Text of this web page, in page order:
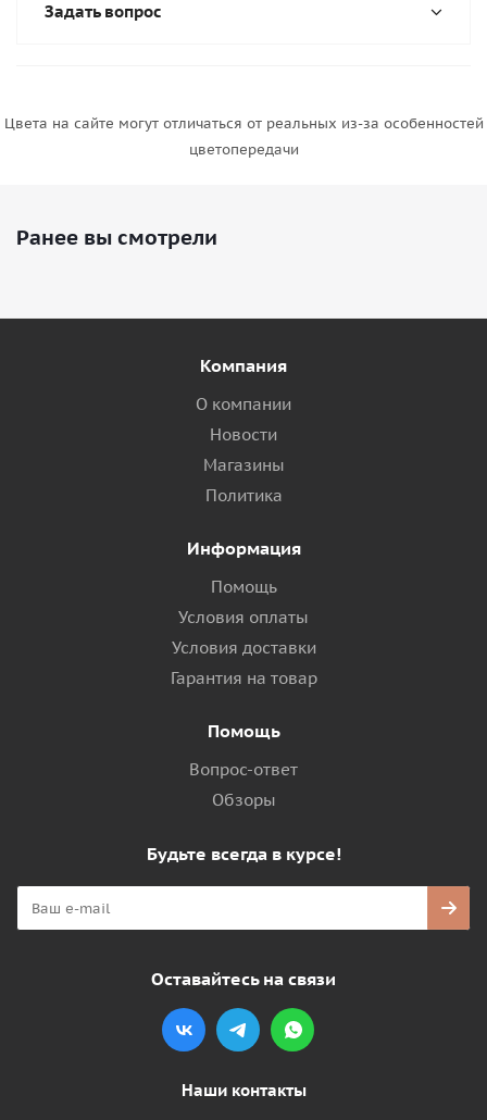
Задать вопрос
Цвета на сайте могут отличаться от реальных из-за особенностей
цветопередачи
Ранее вы смотрели
Компания
О компании
Новости
Магазины
Политика
Информация
Помощь
Условия оплаты
Условия доставки
Гарантия на товар
Помощь
Вопрос-ответ
Обзоры
Будьте всегда в курсе!
Оставайтесь на связи
Наши контакты